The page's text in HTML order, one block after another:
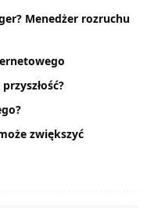
Menedżer rozruchu
zwiększyć